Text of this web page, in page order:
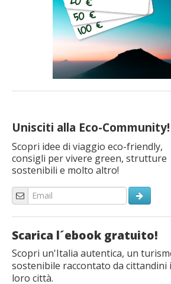
Unisciti alla Eco-Community!
Scopri idee di viaggio eco-friendly,
consigli per vivere green, strutture
sostenibili e molto altro!
Scarica l´ebook gratuito!
Scopri un'Italia autentica, un
sostenibile raccontato da cittandini
loro città.